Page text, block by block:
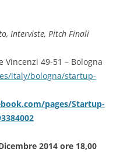
Interviste, Pitch Finali
Vincenzi 49-51 – Bologna
italy/bologna/startup-
pages/Startup-
2014 ore 18,00